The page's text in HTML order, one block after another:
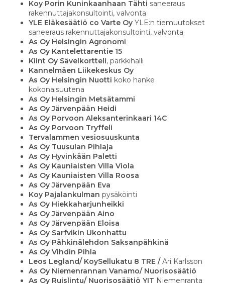
Koy Porin Kuninkaanhaan Tähti saneeraus
rakennuttajakonsultointi, valvonta
YLE Eläkesäätiö co Varte Oy YLE:n tiemuutokset
saneeraus rakennuttajakonsultointi, valvonta
As Oy Helsingin Agronomi
As Oy Kantelettarentie 15
Kiint Oy Sävelkortteli, parkkihalli
Kannelmäen Liikekeskus Oy
As Oy Helsingin Nuotti koko hanke
kokonaisuutena
As Oy Helsingin Metsätammi
As Oy Järvenpään Heidi
As Oy Porvoon Aleksanterinkaari 14C
As Oy Porvoon Tryffeli
Tervalammen vesiosuuskunta
As Oy Tuusulan Pihlaja
As Oy Hyvinkään Paletti
As Oy Kauniaisten Villa Viola
As Oy Kauniaisten Villa Roosa
As Oy Järvenpään Eva
Koy Pajalankulman pysäköinti
As Oy Hiekkaharjunheikki
As Oy Järvenpään Aino
As Oy Järvenpään Eloisa
As Oy Sarfvikin Ukonhattu
As Oy Pähkinälehdon Saksanpähkinä
As Oy Vihdin Pihla
Leos Legland/ KoySellukatu 8 TRE /Ari Karlsson
As Oy Niemenrannan Vanamo/ Nuorisosäätiö
As Oy Ruislintu/ Nuorisosäätiö YIT Niemenranta